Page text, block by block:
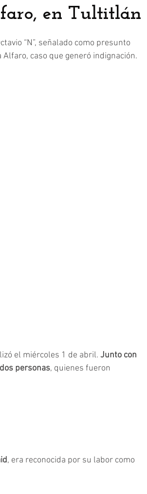
en Tultitlán
“N”, señalado como presunto
caso que generó indignación.
el miércoles 1 de abril. Junto con
personas, quienes fueron
, era reconocida por su labor como